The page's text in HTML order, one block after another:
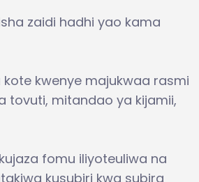
zaidi hadhi yao kama
kwenye majukwaa rasmi
tovuti, mitandao ya kijamii,
fomu iliyoteuliwa na
kusubiri kwa subira